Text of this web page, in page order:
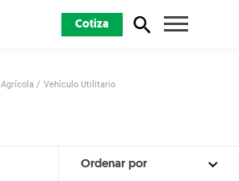
Cotiza
Agrícola Vehículo Utilitario